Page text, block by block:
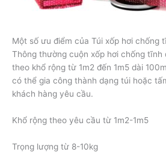
Một số ưu điểm của Túi xốp hơi chống
Thông thường cuộn xốp hơi chống tĩnh
theo khổ rộng từ 1m2 đến 1m5 dài
có thể gia công thành dạng túi hoặc
khách hàng yêu cầu.
Khổ rộng theo yêu cầu từ 1m2-1m5
Trọng lượng từ 8-10kg